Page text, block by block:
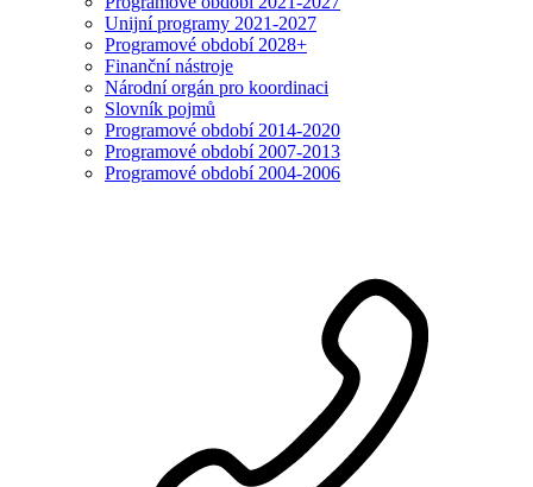
Unijní programy 2021-2027
Programové období 2028+
Finanční nástroje
Národní orgán pro koordinaci
Slovník pojmů
Programové období 2014-2020
Programové období 2007-2013
Programové období 2004-2006